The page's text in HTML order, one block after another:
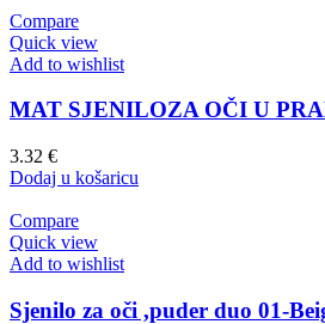
Compare
Quick view
Add to wishlist
MAT SJENILOZA OČI U
3.32 €
Dodaj u košaricu
Compare
Quick view
Add to wishlist
Sjenilo za oči ,puder duo 01-